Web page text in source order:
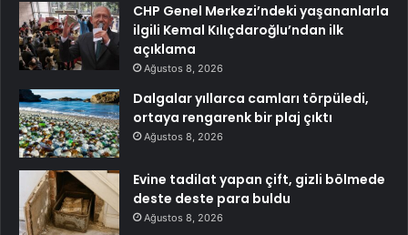
CHP Genel Merkezi’ndeki yaşananlarla
ilgili Kemal Kılıçdaroğlu’ndan ilk
açıklama
Ağustos 8, 2026
Dalgalar yıllarca camları törpüledi,
ortaya rengarenk bir plaj çıktı
Ağustos 8, 2026
Evine tadilat yapan çift, gizli bölmede
deste deste para buldu
Ağustos 8, 2026